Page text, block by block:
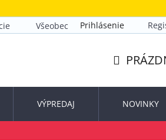
Všeobecné obchodné podmienky
Prihlásenie
KOŠÍK
VÝPREDAJ NOVINKY